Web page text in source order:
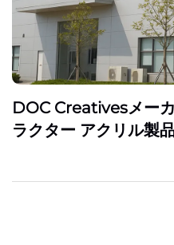
DOC Creativesメー
ラクター アクリル製